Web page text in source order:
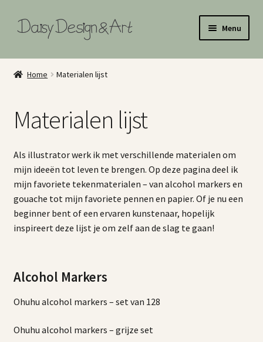
Ga
door
Ga
naar
Menu
Home
Art Licensing
Surface Pattern Design Portfolio
Illustratie Portfolio
Shop
Contact
Home Materialen lijst
Materialen lijst
Als illustrator werk ik met verschillende materialen om
mijn ideeën tot leven te brengen. Op deze pagina deel ik
mijn favoriete tekenmaterialen – van alcohol markers en
gouache tot mijn favoriete pennen en papier. Of je nu een
beginner bent of een ervaren kunstenaar, hopelijk
inspireert deze lijst je om zelf aan de slag te gaan!
Alcohol Markers
Ohuhu alcohol markers – set van 128
Ohuhu alcohol markers – grijze set